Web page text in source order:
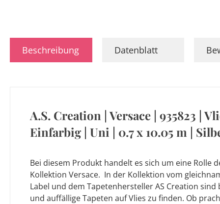
Beschreibung Datenblatt
A.S. Creation | Versace | 935823 |
Einfarbig | Uni | 0.7 x 10.05 m |
Bei diesem Produkt handelt es sich um eine Rolle
Kollektion Versace. In der Kollektion vom
Label und dem Tapetenhersteller AS Creation
und auffällige Tapeten auf Vlies zu finden. Ob